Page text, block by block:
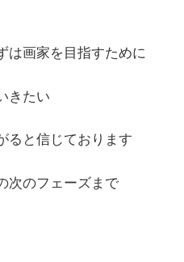
は画家を目指すために
きたい
ると信じております
次のフェーズまで